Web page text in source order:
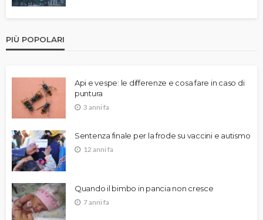
PIÙ POPOLARI
Api e vespe: le differenze e cosa fare in caso di
puntura
3 anni fa
Sentenza finale per la frode su vaccini e autismo
12 anni fa
Quando il bimbo in pancia non cresce
7 anni fa